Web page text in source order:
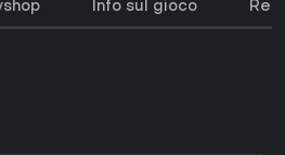
Info sul gioco